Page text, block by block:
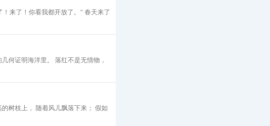
来了！你看我都开放了。” 春天来了
何证明海洋里。 落红不是无情物，
树枝上， 随着风儿飘落下来； 假如